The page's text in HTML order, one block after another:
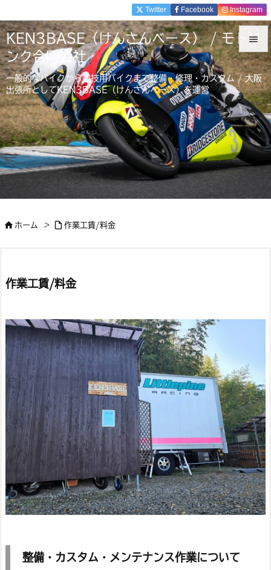
KEN3BASE（けんさんベース） / モトリ
ンク合同会社
一般的なバイクから競技用バイクまで整備・修理・カスタム / 大阪
出張所としてKEN3BASE（けんさんベース）を運営


メニュ

前へ

Twitter Facebook Instagram
 ホーム >  作業工賃/料金
作業工賃/料金
整備・カスタム・メンテナンス作業について